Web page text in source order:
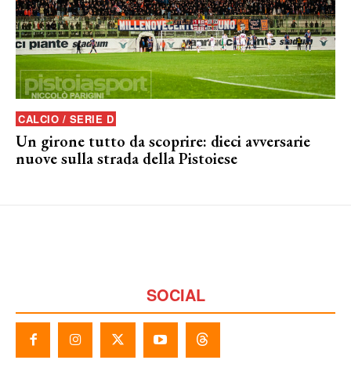
CALCIO / SERIE D
Un girone tutto da scoprire: dieci avversarie
nuove sulla strada della Pistoiese
SOCIAL